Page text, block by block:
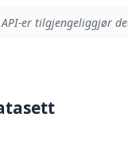
er tilgjengeliggjør